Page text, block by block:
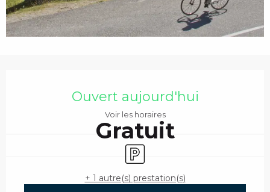
Ouvert aujourd'hui
Voir les horaires
Gratuit
Parking
+ 1 autre(s) prestation(s)